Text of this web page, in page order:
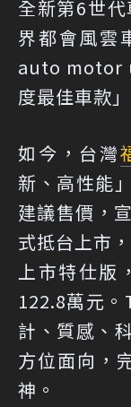
全新第6世
界都會風雲
auto motor
度最佳車款
如今，台灣
新、高性能
建議售價，
式抵台上市
上市特仕版
122.8萬元
計、質感、
方位面向，
神。